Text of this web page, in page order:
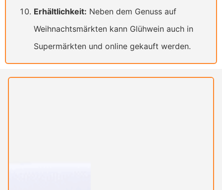
Erhältlichkeit: Neben dem Genuss auf
Weihnachtsmärkten kann Glühwein auch in
Supermärkten und online gekauft werden.